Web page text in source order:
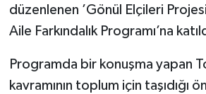
düzenlenen ’Gönül Elçileri
Aile Farkındalık Programı’na
Programda bir konuşma yapan
kavramının toplum için taşıdığı